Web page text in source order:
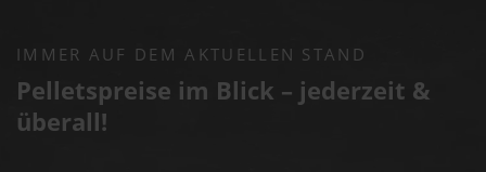
IMMER AUF DEM AKTUELLEN STAND
Pelletspreise im Blick – jederzeit &
überall!